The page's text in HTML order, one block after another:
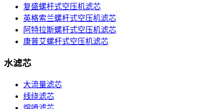
复盛螺杆式空压机滤芯
英格索兰螺杆式空压机滤芯
阿特拉斯螺杆式空压机滤芯
康普艾螺杆式空压机滤芯
水滤芯
大流量滤芯
线绕滤芯